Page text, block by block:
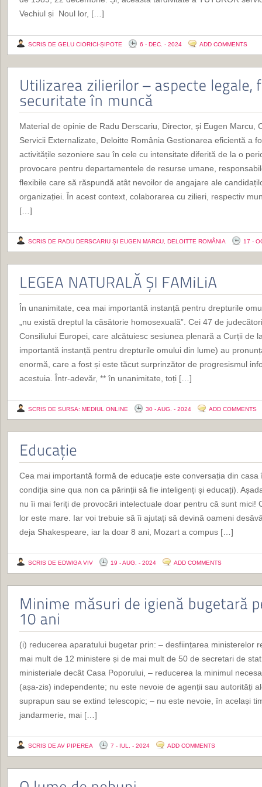
Vechiul și Noul lor, […]
SCRIS DE GELU CIORICI-ȘIPOTE 6 - DEC. - 2024 ADD COMMENTS
Material de opinie de Radu Derscariu, Director, și Eugen Marcu,
Servicii Externalizate, Deloitte România Gestionarea eficientă a
activitățile sezoniere sau în cele cu intensitate diferită de la o
provocare pentru departamentele de resurse umane,
flexibile care să răspundă atât nevoilor de angajare ale
organizației. În acest context, colaborarea cu zilieri, respectiv
[…]
SCRIS DE RADU DERSCARIU ȘI EUGEN MARCU, DELOITTE ROMÂNIA 17 -
În unanimitate, cea mai importantă instanță pentru drepturile
„nu există dreptul la căsătorie homosexuală”. Cei 47 de
Consiliului Europei, care alcătuiesc sesiunea plenară a Curții de
importantă instanță pentru drepturile omului din lume) au
enormă, care a fost și este tăcut surprinzător de progresismul
acestuia. Într-adevăr, ** în unanimitate, toți […]
SCRIS DE SURSA: MEDIUL ONLINE 30 - AUG. - 2024 ADD COMMENTS
Cea mai importantă formă de educație este conversația din
condiția sine qua non ca părinții să fie inteligenți și educați).
nu îi mai feriți de provocări intelectuale doar pentru că sunt mici!
lor este mare. Iar voi trebuie să îi ajutați să devină oameni
deja Shakespeare, iar la doar 8 ani, Mozart a compus […]
SCRIS DE EDWIGA VIV 19 - AUG. - 2024 ADD COMMENTS
(i) reducerea aparatului bugetar prin: – desființarea ministerelor
mai mult de 12 ministere și de mai mult de 50 de secretari de
ministeriale decât Casa Poporului, – reducerea la minimul
(așa-zis) independente; nu este nevoie de agenții sau autorități
suprapun sau se extind telescopic; – nu este nevoie, în același
jandarmerie, mai […]
SCRIS DE AV PIPEREA 7 - IUL. - 2024 ADD COMMENTS